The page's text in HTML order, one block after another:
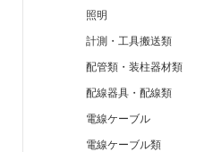
照明
計測・工具搬送類
配管類・装柱器材類
配線器具・配線類
電線ケーブル
電線ケーブル類